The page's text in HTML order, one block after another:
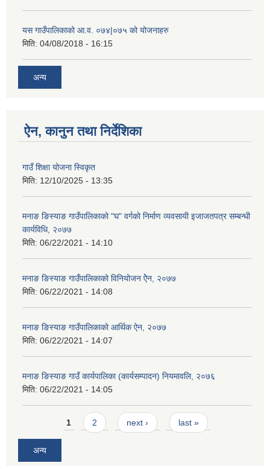
यस गाउँपालिकाको आ.व. ०७४|०७५ को योजनाहरु
मिति: 04/08/2018 - 16:15
अन्य
ऐन, कानुन तथा निर्देशिका
गाउँ शिक्षा योजना स्विकृत
मिति: 12/10/2025 - 13:35
मनाङ ङिस्याङ गाउँपालिकाको "घ" वर्गको निर्माण व्यवसायी इजाजतपत्र सम्बन्धी
कार्यविधि, २०७७
मिति: 06/22/2021 - 14:10
मनाङ ङिस्याङ गाउँपालिकाको विनियोजन ऐेन, २०७७
मिति: 06/22/2021 - 14:08
मनाङ ङिस्याङ गाउँपालिकाको आर्थिक ऐन, २०७७
मिति: 06/22/2021 - 14:07
मनाङ ङिस्याङ गाउँ कार्यपालिका (कार्यसम्पादन) नियमावलि, २०७६
मिति: 06/22/2021 - 14:05
Pages1 2 next › last »
अन्य